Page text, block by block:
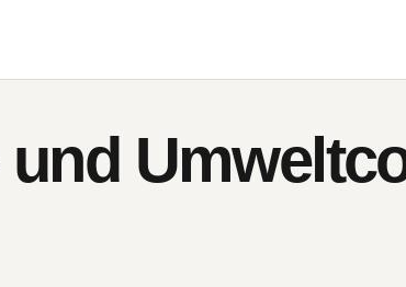
und